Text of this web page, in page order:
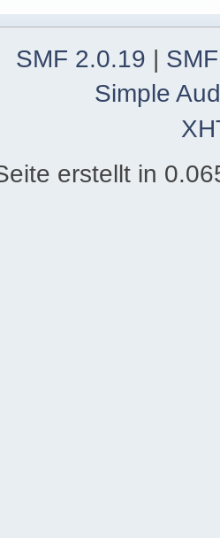
SMF 2.0.19
Simple
erstellt in